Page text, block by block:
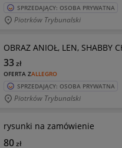
SPRZEDAJĄCY: OSOBA PRYWATNA
Piotrków Trybunalski
OBRAZ ANIOŁ, LEN, SHABBY
OFERTA ZALLEGRO
33zł
SPRZEDAJĄCY: OSOBA PRYWATNA
Piotrków Trybunalski
rysunki na zamówienie
80zł